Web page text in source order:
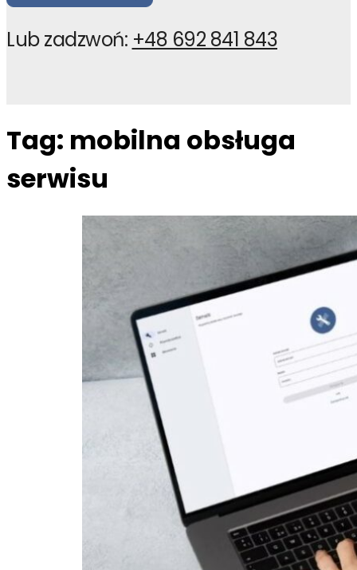
Lub zadzwoń: +48 692 841 843
Tag: mobilna obsługa
serwisu